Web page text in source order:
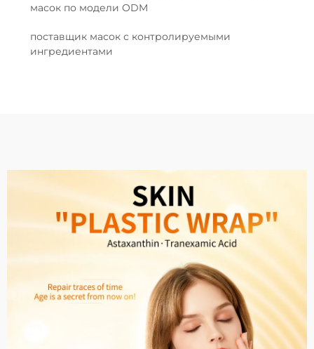
масок по модели ODM
поставщик масок с контролируемыми
ингредиентами